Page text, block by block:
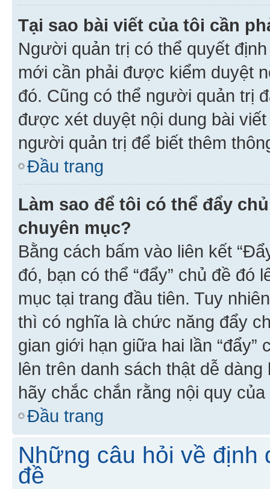
Tại sao bài viết của tôi cần
Người quản trị có thể quyết
mới cần phải được kiểm duyệt
đó. Cũng có thể người quản trị
được xét duyệt nội dung bài
người quản trị để biết thêm
Đầu trang
Làm sao để tôi có thể đẩy
chuyên mục?
Bằng cách bấm vào liên kết
đó, bạn có thể “đẩy” chủ đề đó
mục tại trang đầu tiên. Tuy
thì có nghĩa là chức năng đẩy
gian giới hạn giữa hai lần “đẩy”
lên trên danh sách thật dễ
hãy chắc chắn rằng nội quy
Đầu trang
Những câu hỏi về định
đề